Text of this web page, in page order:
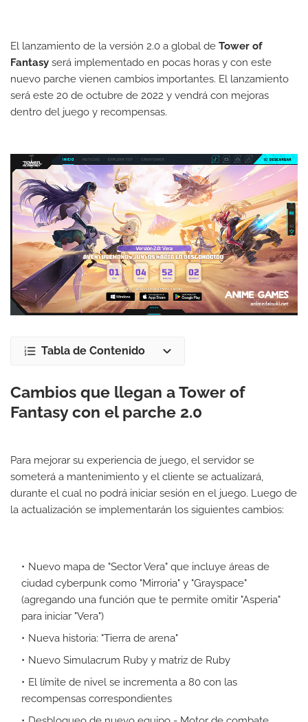
El lanzamiento de la versión 2.0 a global de Tower of
Fantasy será implementado en pocas horas y con este
nuevo parche vienen cambios importantes. El lanzamiento
será este 20 de octubre de 2022 y vendrá con mejoras
dentro del juego y recompensas.
Tabla de Contenido
Cambios que llegan a Tower of
Fantasy con el parche 2.0
Para mejorar su experiencia de juego, el servidor se
someterá a mantenimiento y el cliente se actualizará,
durante el cual no podrá iniciar sesión en el juego. Luego de
la actualización se implementarán los siguientes cambios:
Nuevo mapa de "Sector Vera" que incluye áreas de
ciudad cyberpunk como "Mirroria" y "Grayspace"
(agregando una función que te permite omitir "Asperia"
para iniciar "Vera")
Nueva historia: "Tierra de arena"
Nuevo Simulacrum Ruby y matriz de Ruby
El límite de nivel se incrementa a 80 con las
recompensas correspondientes